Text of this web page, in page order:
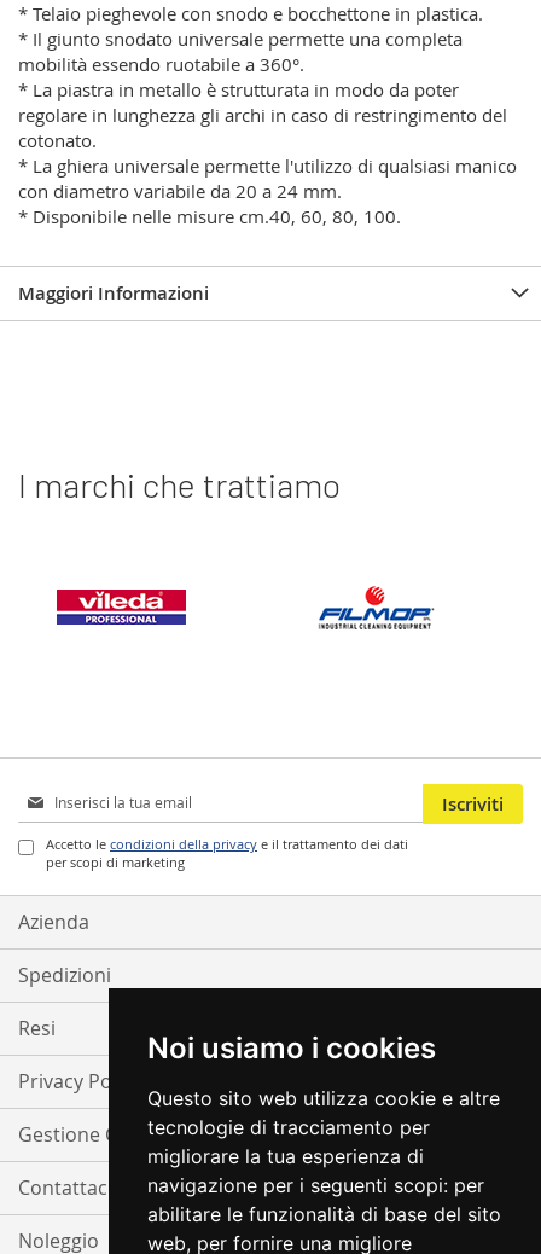
Noi usiamo i cookies
Questo sito web utilizza cookie e altre
tecnologie di tracciamento per
migliorare la tua esperienza di
navigazione per i seguenti scopi: per
abilitare le funzionalità di base del sito
web, per fornire una migliore
* Telaio pieghevole con snodo e bocchettone in plastica.
* Il giunto snodato universale permette una completa
mobilità essendo ruotabile a 360°.
* La piastra in metallo è strutturata in modo da poter
regolare in lunghezza gli archi in caso di restringimento del
cotonato.
* La ghiera universale permette l'utilizzo di qualsiasi manico
con diametro variabile da 20 a 24 mm.
* Disponibile nelle misure cm.40, 60, 80, 100.
Maggiori Informazioni
I marchi che trattiamo
Iscriviti
alla
nostra
Newsletter:
Accetto le condizioni della privacy e il trattamento dei dati
per scopi di marketing
Iscriviti
Azienda
Spedizioni
Resi
Privacy Policy
Gestione Cookie
Contattaci
Noleggio